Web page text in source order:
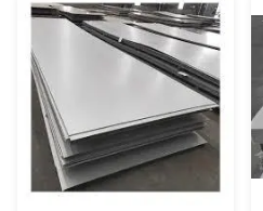
Designed for durability and
aesthetic appeal, these sheets ...